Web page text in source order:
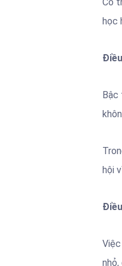
học
Bậc
hội